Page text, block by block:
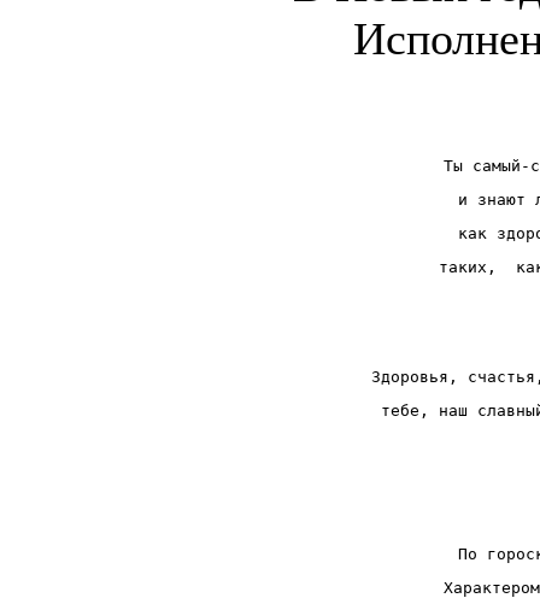
Ты самый-
и знают
как
таких,
Здоровья,
тебе, наш
По